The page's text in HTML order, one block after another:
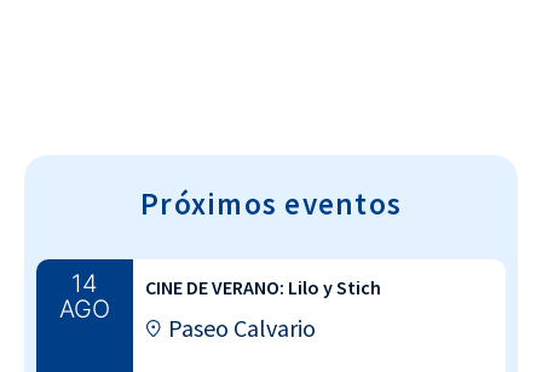
Próximos eventos
14
AGO
CINE DE VERANO: Lilo y Stich
Paseo Calvario